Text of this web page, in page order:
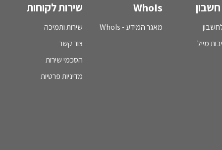
חשבון
מייל
WhoIs
מאגר המידע - WhoIs
שירות לקוחות
שירות ותמיכה
צור קשר
הסכמי שירות
מדיניות פרטיות